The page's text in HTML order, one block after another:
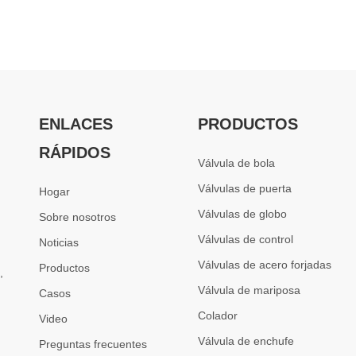
ENLACES
RÁPIDOS
Hogar
Sobre nosotros
Noticias
Productos
Casos
Video
Preguntas frecuentes
PRODUCTOS
Válvula de bola
Válvulas de puerta
Válvulas de globo
Válvulas de control
Válvulas de acero forjadas
Válvula de mariposa
Colador
Válvula de enchufe